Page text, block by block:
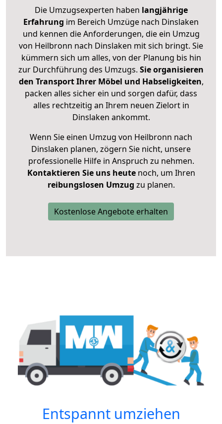
Die Umzugsexperten haben langjährige
Erfahrung im Bereich Umzüge nach Dinslaken
und kennen die Anforderungen, die ein Umzug
von Heilbronn nach Dinslaken mit sich bringt. Sie
kümmern sich um alles, von der Planung bis hin
zur Durchführung des Umzugs. Sie organisieren
den Transport Ihrer Möbel und Habseligkeiten,
packen alles sicher ein und sorgen dafür, dass
alles rechtzeitig an Ihrem neuen Zielort in
Dinslaken ankommt.
Wenn Sie einen Umzug von Heilbronn nach
Dinslaken planen, zögern Sie nicht, unsere
professionelle Hilfe in Anspruch zu nehmen.
Kontaktieren Sie uns heutenoch, um Ihren
reibungslosen Umzug zu planen.
Kostenlose Angebote erhalten
Entspannt umziehen